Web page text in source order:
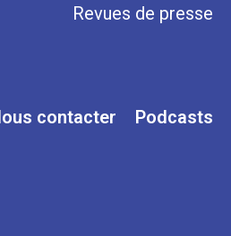
Revues de presse
contacter Podcasts